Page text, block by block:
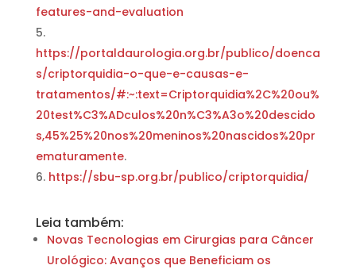
features-and-evaluation
https://portaldaurologia.org.br/publico/doenca
s/criptorquidia-o-que-e-causas-e-
tratamentos/#:~:text=Criptorquidia%2C%20ou%
20test%C3%ADculos%20n%C3%A3o%20descido
s,45%25%20nos%20meninos%20nascidos%20pr
ematuramente.
https://sbu-sp.org.br/publico/criptorquidia/
Leia também:
Novas Tecnologias em Cirurgias para Câncer
Urológico: Avanços que Beneficiam os